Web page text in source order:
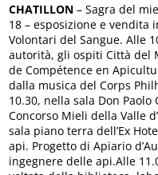
CHATILLON – Sagra del
18 – esposizione e vendita
Volontari del Sangue. Alle
autorità, gli ospiti Città del
de Compétence en
dalla musica del Corps
10.30, nella sala Don
Concorso Mieli della Valle
sala piano terra dell’Ex
api. Progetto di Apiario
ingegnere delle api.Alle